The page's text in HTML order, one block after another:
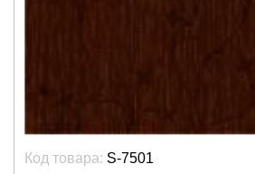
Код товара: S-7501